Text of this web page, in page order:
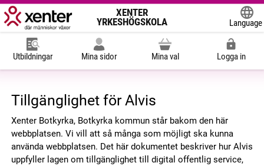
XENTER
YRKESHÖGSKOLA
Language
Utbildningar Mina sidor Mina val Logga in
Tillgänglighet för Alvis
Xenter Botkyrka, Botkyrka kommun står bakom den här
webbplatsen. Vi vill att så många som möjligt ska kunna
använda webbplatsen. Det här dokumentet beskriver hur Alvis
uppfyller lagen om tillgänglighet till digital offentlig service,